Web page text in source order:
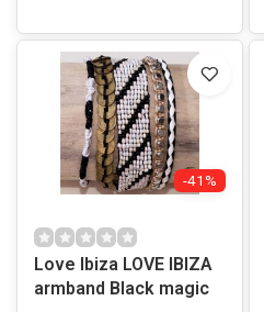
-41%
Love Ibiza LOVE IBIZA
armband Black magic